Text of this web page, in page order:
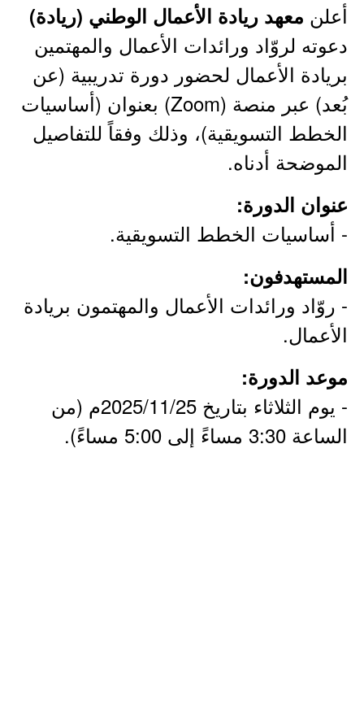
أعلن معهد ريادة الأعمال الوطني (ريادة)
دعوته لروّاد ورائدات الأعمال والمهتمين
بريادة الأعمال لحضور دورة تدريبية (عن
بُعد) عبر منصة (Zoom) بعنوان (أساسيات
الخطط التسويقية)، وذلك وفقاً للتفاصيل
الموضحة أدناه.
عنوان الدورة:
- أساسيات الخطط التسويقية.
المستهدفون:
- روّاد ورائدات الأعمال والمهتمون بريادة
الأعمال.
موعد الدورة:
- يوم الثلاثاء بتاريخ 2025/11/25م (من
الساعة 3:30 مساءً إلى 5:00 مساءً).